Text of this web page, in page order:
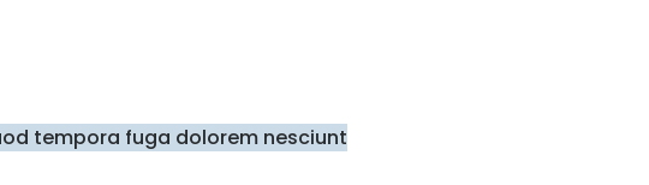
tempora fuga dolorem nesciunt